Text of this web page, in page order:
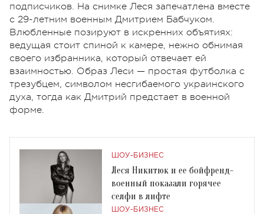
подписчиков. На снимке Леся запечатлена вместе
с 29-летним военным Дмитрием Бабчуком.
Влюбленные позируют в искренних объятиях:
ведущая стоит спиной к камере, нежно обнимая
своего избранника, который отвечает ей
взаимностью. Образ Леси — простая футболка с
трезубцем, символом несгибаемого украинского
духа, тогда как Дмитрий предстает в военной
форме.
ШОУ-БИЗНЕС
Леся Никитюк и ее бойфренд-
военный показали горячее
селфи в лифте
ШОУ-БИЗНЕС